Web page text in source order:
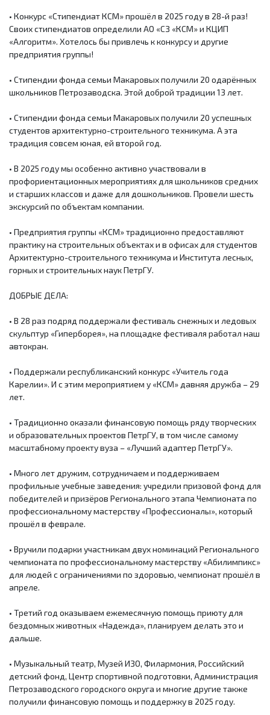
• Конкурс «Стипендиат КСМ» прошёл в 2025 году в 28-й раз!
Своих стипендиатов определили АО «СЗ «КСМ» и КЦИП
«Алгоритм». Хотелось бы привлечь к конкурсу и другие
предприятия группы!
• Стипендии фонда семьи Макаровых получили 20 одарённых
школьников Петрозаводска. Этой доброй традиции 13 лет.
• Стипендии фонда семьи Макаровых получили 20 успешных
студентов архитектурно-строительного техникума. А эта
традиция совсем юная, ей второй год.
• В 2025 году мы особенно активно участвовали в
профориентационных мероприятиях для школьников средних
и старших классов и даже для дошкольников. Провели шесть
экскурсий по объектам компании.
• Предприятия группы «КСМ» традиционно предоставляют
практику на строительных объектах и в офисах для студентов
Архитектурно-строительного техникума и Института лесных,
горных и строительных наук ПетрГУ.
ДОБРЫЕ ДЕЛА:
• В 28 раз подряд поддержали фестиваль снежных и ледовых
скульптур «Гиперборея», на площадке фестиваля работал наш
автокран.
• Поддержали республиканский конкурс «Учитель года
Карелии». И с этим мероприятием у «КСМ» давняя дружба – 29
лет.
• Традиционно оказали финансовую помощь ряду творческих
и образовательных проектов ПетрГУ, в том числе самому
масштабному проекту вуза – «Лучший адаптер ПетрГУ».
• Много лет дружим, сотрудничаем и поддерживаем
профильные учебные заведения: учредили призовой фонд для
победителей и призёров Регионального этапа Чемпионата по
профессиональному мастерству «Профессионалы», который
прошёл в феврале.
• Вручили подарки участникам двух номинаций Регионального
чемпионата по профессиональному мастерству «Абилимпикс»
для людей с ограничениями по здоровью, чемпионат прошёл в
апреле.
• Третий год оказываем ежемесячную помощь приюту для
бездомных животных «Надежда», планируем делать это и
дальше.
• Музыкальный театр, Музей ИЗО, Филармония, Российский
детский фонд, Центр спортивной подготовки, Администрация
Петрозаводского городского округа и многие другие также
получили финансовую помощь и поддержку в 2025 году.